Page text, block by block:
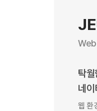
탁
네
웹 환